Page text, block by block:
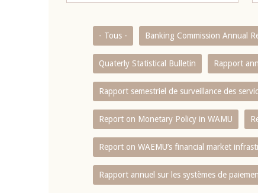
- Tous - Banking Commission Annual
Quaterly Statistical Bulletin Rapport
Rapport semestriel de surveillance des
Report on Monetary Policy in WAMU
Report on WAEMU’s financial market
Rapport annuel sur les systèmes de